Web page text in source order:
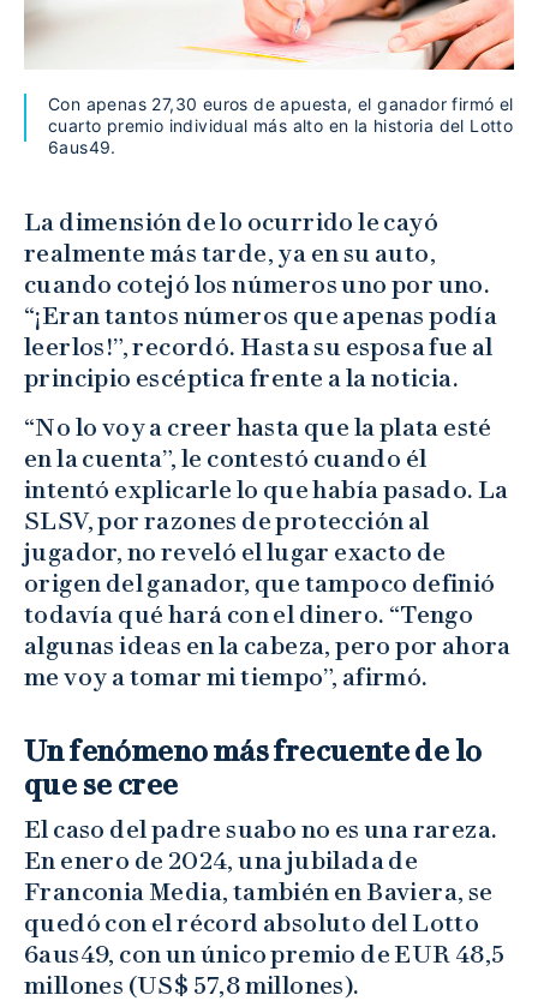
Con apenas 27,30 euros de apuesta, el ganador firmó el
cuarto premio individual más alto en la historia del Lotto
6aus49.
La dimensión de lo ocurrido le cayó
realmente más tarde, ya en su auto,
cuando cotejó los números uno por uno.
“¡Eran tantos números que apenas podía
leerlos!”, recordó. Hasta su esposa fue al
principio escéptica frente a la noticia.
“No lo voy a creer hasta que la plata esté
en la cuenta”, le contestó cuando él
intentó explicarle lo que había pasado. La
SLSV, por razones de protección al
jugador, no reveló el lugar exacto de
origen del ganador, que tampoco definió
todavía qué hará con el dinero. “Tengo
algunas ideas en la cabeza, pero por ahora
me voy a tomar mi tiempo”, afirmó.
Un fenómeno más frecuente de lo
que se cree
El caso del padre suabo no es una rareza.
En enero de 2024, una jubilada de
Franconia Media, también en Baviera, se
quedó con el récord absoluto del Lotto
6aus49, con un único premio de EUR 48,5
millones (US$ 57,8 millones).